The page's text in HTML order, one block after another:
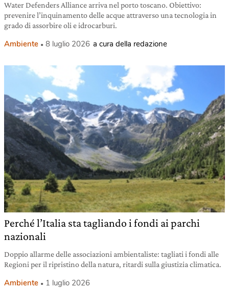
Water Defenders Alliance arriva nel porto toscano. Obiettivo:
prevenire l’inquinamento delle acque attraverso una tecnologia in
grado di assorbire oli e idrocarburi.
Ambiente 8 luglio 2026 a cura della redazione
Perché l’Italia sta tagliando i fondi ai parchi
nazionali
Doppio allarme delle associazioni ambientaliste: tagliati i fondi alle
Regioni per il ripristino della natura, ritardi sulla giustizia climatica.
Ambiente 1 luglio 2026